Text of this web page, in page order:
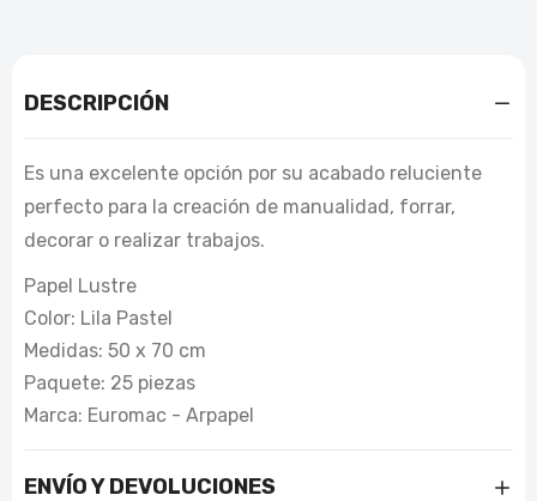
DESCRIPCIÓN
Es una excelente opción por su acabado reluciente
perfecto para la creación de manualidad, forrar,
decorar o realizar trabajos.
Papel Lustre
Color: Lila Pastel
Medidas: 50 x 70 cm
Paquete: 25 piezas
Marca: Euromac - Arpapel
ENVÍO Y DEVOLUCIONES